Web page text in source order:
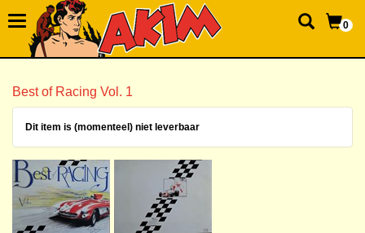
0
Best of Racing Vol. 1
Dit item is (momenteel) niet leverbaar